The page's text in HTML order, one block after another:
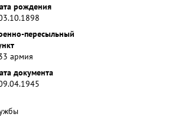
рождения
пересыльный
армия
документа